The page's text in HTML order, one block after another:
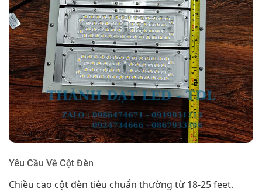
Yêu Cầu Về Cột Đèn
Chiều cao cột đèn tiêu chuẩn thường từ 18-25 feet.